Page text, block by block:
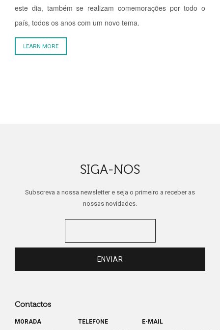
este dia, também se realizam comemorações por todo o
país, todos os anos com um novo tema.
LEARN MORE
SIGA-NOS
Subscreva a nossa newsletter e seja o primeiro a receber as
nossas novidades.
Contactos
MORADA
TELEFONE
E-MAIL